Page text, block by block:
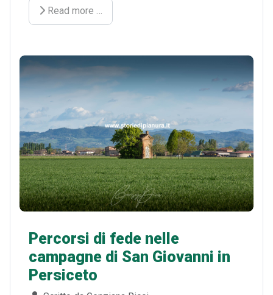
Read more …
Percorsi di fede nelle
campagne di San Giovanni in
Persiceto